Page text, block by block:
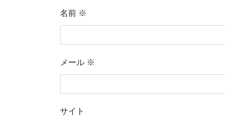
名前 ※
メール ※
サイト